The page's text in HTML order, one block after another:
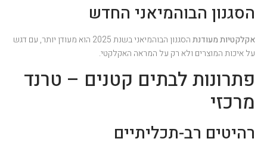
הסגנון הבוהמיאני החדש
אקלקטיות מעודנת
הסגנון הבוהמיאני בשנת 2025 הוא מעודן יותר, עם דגש
על איכות המוצרים ולא רק על המראה האקלקטי.
פתרונות לבתים קטנים – טרנד
מרכזי
רהיטים רב-תכליתיים